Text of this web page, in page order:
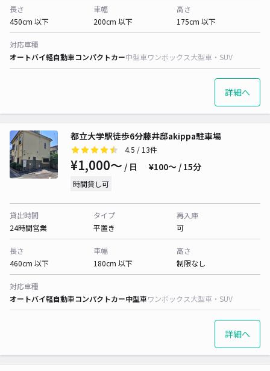
長さ
450cm 以下
車幅
200cm 以下
高さ
175cm 以下
対応車種
オートバイ軽自動車コンパクトカー中型車ワンボックス大型車・SUV
詳細へ
都立大学駅徒歩6分藤井邸akippa駐車場
4.5 / 13件
¥1,000〜 / 日 ¥100〜 / 15分
時間貸し可
貸出時間
24時間営業
タイプ
平置き
再入庫
可
長さ
460cm 以下
車幅
180cm 以下
高さ
制限なし
対応車種
オートバイ軽自動車コンパクトカー中型車ワンボックス大型車・SUV
詳細へ